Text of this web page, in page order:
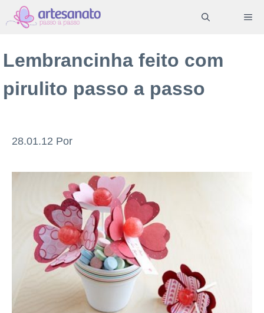
Pular
para
conteúdo
Lembrancinha feito com
pirulito passo a passo
28.01.12 Por